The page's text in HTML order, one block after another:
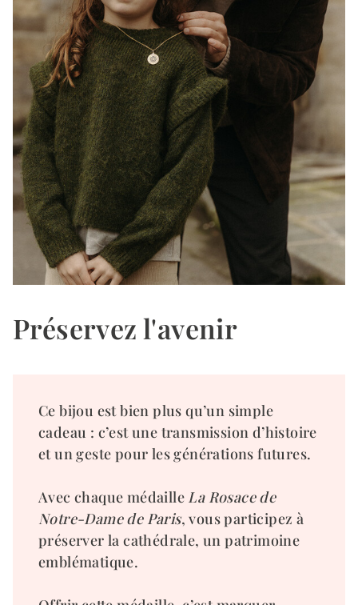
Préservez l'avenir
Ce bijou est bien plus qu’un simple
cadeau : c’est une transmission d’histoire
et un geste pour les générations futures.
Avec chaque médaille La Rosace de
Notre-Dame de Paris, vous participez à
préserver la cathédrale, un patrimoine
emblématique.